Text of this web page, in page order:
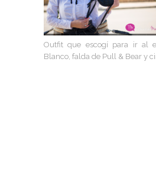
Outfit que escogí para ir al
Blanco, falda de Pull & Bear y